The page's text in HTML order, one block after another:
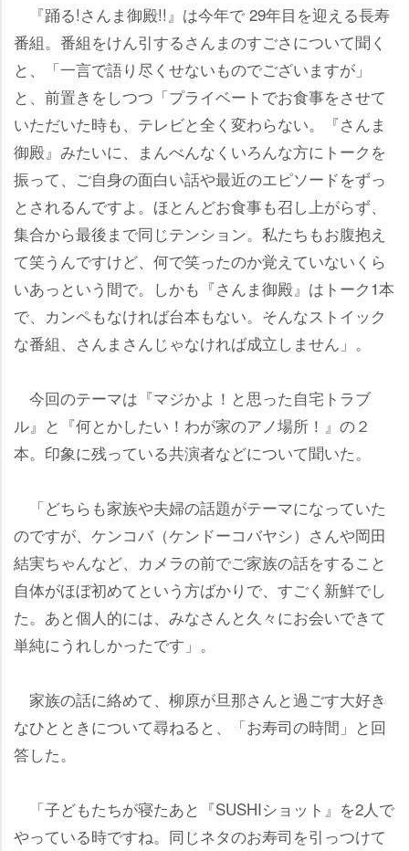
『踊る!さんま御殿!!』は今年で 29年目を迎える長寿
番組。番組をけん引するさんまのすごさについて聞く
と、「一言で語り尽くせないものでございますが」
と、前置きをしつつ「プライベートでお食事をさせて
いただいた時も、テレビと全く変わらない。『さんま
御殿』みたいに、まんべんなくいろんな方にトークを
振って、ご自身の面白い話や最近のエピソードをずっ
とされるんですよ。ほとんどお食事も召し上がらず、
集合から最後まで同じテンション。私たちもお腹抱え
て笑うんですけど、何で笑ったのか覚えていないくら
いあっという間で。しかも『さんま御殿』はトーク1本
で、カンペもなければ台本もない。そんなストイック
な番組、さんまさんじゃなければ成立しません」。
今回のテーマは『マジかよ！と思った自宅トラブ
ル』と『何とかしたい！わが家のアノ場所！』の２
本。印象に残っている共演者などについて聞いた。
「どちらも家族や夫婦の話題がテーマになっていた
のですが、ケンコバ（ケンドーコバヤシ）さんや岡田
結実ちゃんなど、カメラの前でご家族の話をすること
自体がほぼ初めてという方ばかりで、すごく新鮮でし
た。あと個人的には、みなさんと久々にお会いできて
単純にうれしかったです」。
家族の話に絡めて、柳原が旦那さんと過ごす大好き
なひとときについて尋ねると、「お寿司の時間」と回
答した。
「子どもたちが寝たあと『SUSHIショット』を2人で
っている時ですね。同じネタのお寿司を引っつけて